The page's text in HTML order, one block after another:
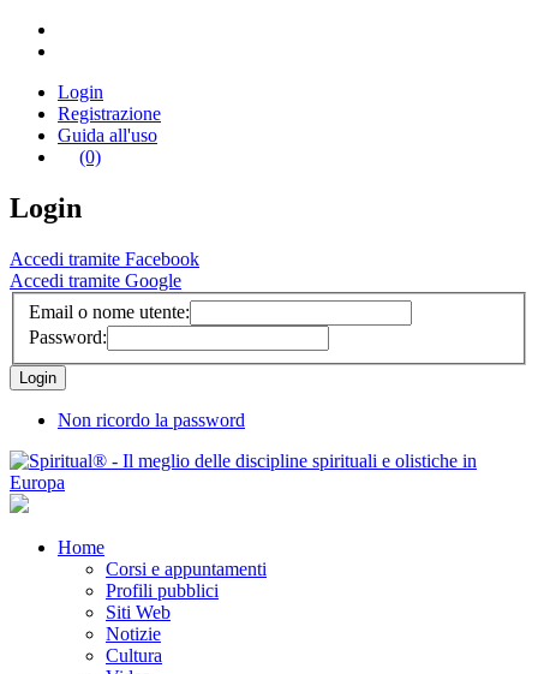
Login
Registrazione
Guida all'uso
(0)
Login
Accedi tramite Facebook
Accedi tramite Google
Email o nome utente:
Password:
Non ricordo la password
Home
Corsi e appuntamenti
Profili pubblici
Siti Web
Notizie
Cultura